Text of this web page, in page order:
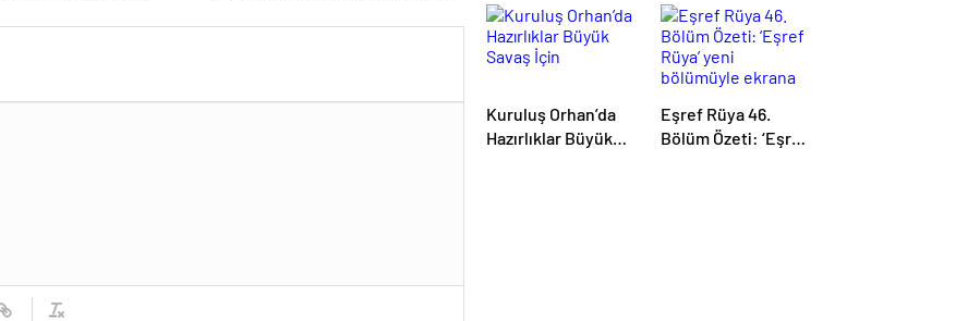
Kuruluş Orhan’da
Hazırlıklar Büyük
Eşref Rüya 46.
Bölüm Özeti: ‘Eşref